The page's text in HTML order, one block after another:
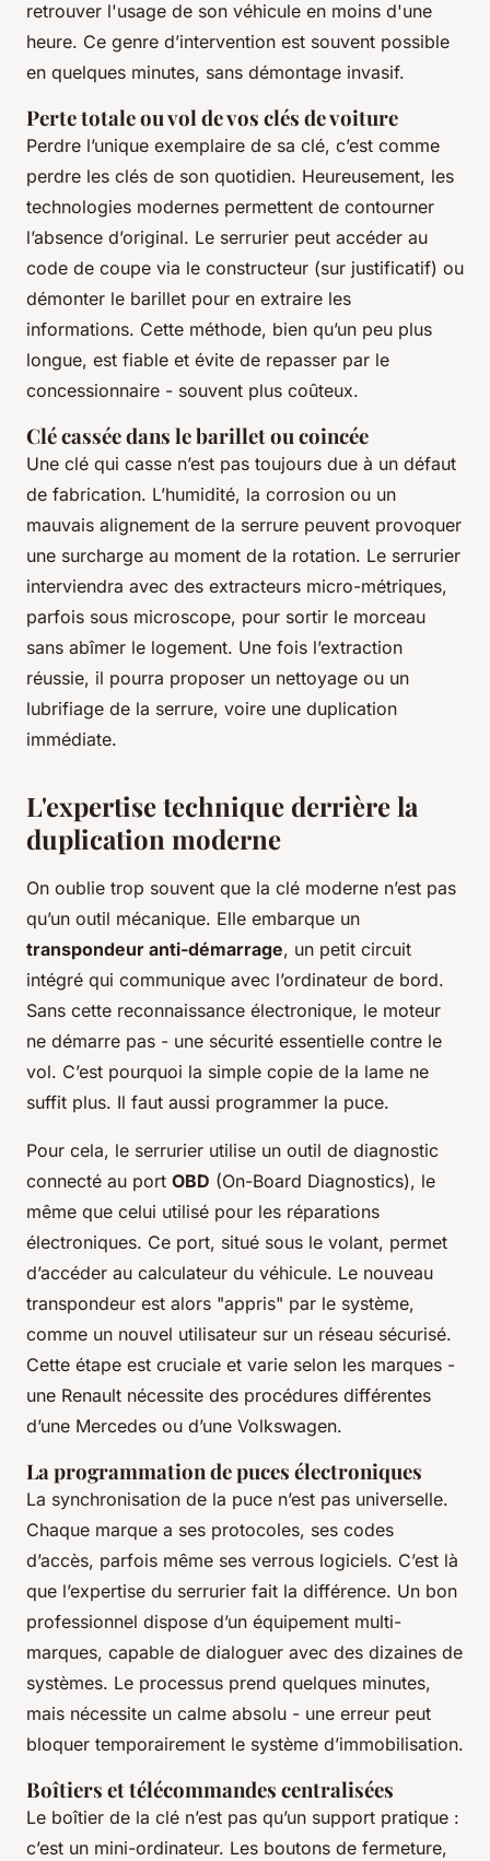
retrouver l'usage de son véhicule en moins d'une
heure. Ce genre d’intervention est souvent possible
en quelques minutes, sans démontage invasif.
Perte totale ou vol de vos clés de voiture
Perdre l’unique exemplaire de sa clé, c’est comme
perdre les clés de son quotidien. Heureusement, les
technologies modernes permettent de contourner
l’absence d’original. Le serrurier peut accéder au
code de coupe via le constructeur (sur justificatif) ou
démonter le barillet pour en extraire les
informations. Cette méthode, bien qu’un peu plus
longue, est fiable et évite de repasser par le
concessionnaire - souvent plus coûteux.
Clé cassée dans le barillet ou coincée
Une clé qui casse n’est pas toujours due à un défaut
de fabrication. L’humidité, la corrosion ou un
mauvais alignement de la serrure peuvent provoquer
une surcharge au moment de la rotation. Le serrurier
interviendra avec des extracteurs micro-métriques,
parfois sous microscope, pour sortir le morceau
sans abîmer le logement. Une fois l’extraction
réussie, il pourra proposer un nettoyage ou un
lubrifiage de la serrure, voire une duplication
immédiate.
L'expertise technique derrière la
duplication moderne
On oublie trop souvent que la clé moderne n’est pas
qu’un outil mécanique. Elle embarque un
transpondeur anti-démarrage, un petit circuit
intégré qui communique avec l’ordinateur de bord.
Sans cette reconnaissance électronique, le moteur
ne démarre pas - une sécurité essentielle contre le
vol. C’est pourquoi la simple copie de la lame ne
suffit plus. Il faut aussi programmer la puce.
Pour cela, le serrurier utilise un outil de diagnostic
connecté au port OBD (On-Board Diagnostics), le
même que celui utilisé pour les réparations
électroniques. Ce port, situé sous le volant, permet
d’accéder au calculateur du véhicule. Le nouveau
transpondeur est alors "appris" par le système,
comme un nouvel utilisateur sur un réseau sécurisé.
Cette étape est cruciale et varie selon les marques -
une Renault nécessite des procédures différentes
d’une Mercedes ou d’une Volkswagen.
La programmation de puces électroniques
La synchronisation de la puce n’est pas universelle.
Chaque marque a ses protocoles, ses codes
d’accès, parfois même ses verrous logiciels. C’est là
que l’expertise du serrurier fait la différence. Un bon
professionnel dispose d’un équipement multi-
marques, capable de dialoguer avec des dizaines de
systèmes. Le processus prend quelques minutes,
mais nécessite un calme absolu - une erreur peut
bloquer temporairement le système d’immobilisation.
Boîtiers et télécommandes centralisées
Le boîtier de la clé n’est pas qu’un support pratique :
c’est un mini-ordinateur. Les boutons de fermeture,